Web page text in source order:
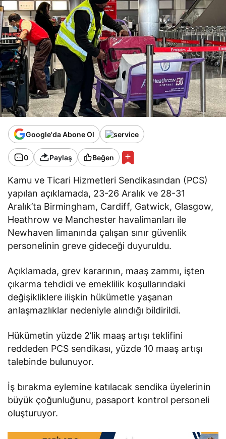
Google'da Abone Ol
0 Paylaş Beğen
Kamu ve Ticari Hizmetleri Sendikasından (PCS)
yapılan açıklamada, 23-26 Aralık ve 28-31
Aralık’ta Birmingham, Cardiff, Gatwick, Glasgow,
Heathrow ve Manchester havalimanları ile
Newhaven limanında çalışan sınır güvenlik
personelinin greve gideceği duyuruldu.
Açıklamada, grev kararının, maaş zammı, işten
çıkarma tehdidi ve emeklilik koşullarındaki
değişikliklere ilişkin hükümetle yaşanan
anlaşmazlıklar nedeniyle alındığı bildirildi.
Hükümetin yüzde 2’lik maaş artışı teklifini
reddeden PCS sendikası, yüzde 10 maaş artışı
talebinde bulunuyor.
İş bırakma eylemine katılacak sendika üyelerinin
büyük çoğunluğunu, pasaport kontrol personeli
oluşturuyor.